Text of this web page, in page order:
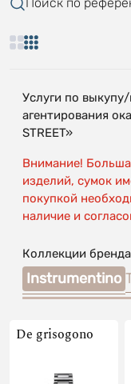
Услуги по
агентирования
STREET»
Внимание!
изделий, сумок
покупкой
наличие и
Коллекции
Instrumentino
De grisogono